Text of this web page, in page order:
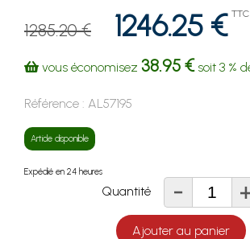
1285.20 € 1246.25 € TTC
vous économisez 38.95 €soit 3 %
Référence : AL57195
Article disponible
Expédié en 24 heures
Quantité -
Ajouter au panier